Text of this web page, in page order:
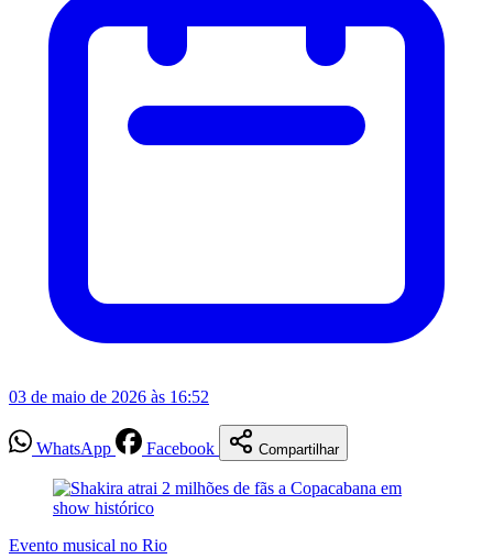
03 de maio de 2026 às 16:52
WhatsApp Facebook Compartilhar
Evento musical no Rio